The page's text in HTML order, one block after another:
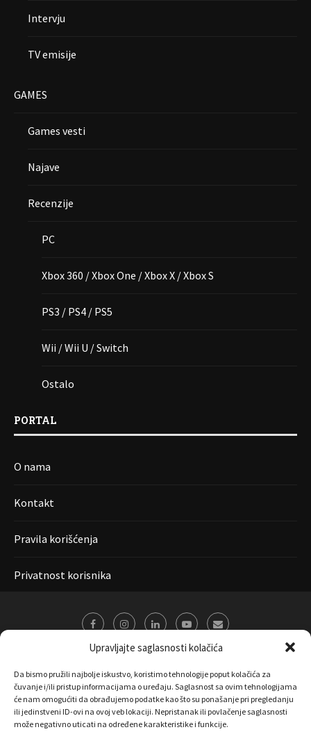
Upravljajte saglasnosti kolačića
Da bismo pružili najbolje iskustvo, koristimo tehnologije poput kolačića za
čuvanje i/ili pristup informacijama o uređaju. Saglasnost sa ovim tehnologijama
će nam omogućiti da obrađujemo podatke kao što su ponašanje pri pregledanju
ili jedinstveni ID-ovi na ovoj veb lokaciji. Nepristanak ili povlačenje saglasnosti
može negativno uticati na određene karakteristike i funkcije.
Intervju
TV emisije
GAMES
Games vesti
Najave
Recenzije
PC
Xbox 360 / Xbox One / Xbox X / Xbox S
PS3 / PS4 / PS5
Wii / Wii U / Switch
Ostalo
PORTAL
O nama
Kontakt
Pravila korišćenja
Privatnost korisnika